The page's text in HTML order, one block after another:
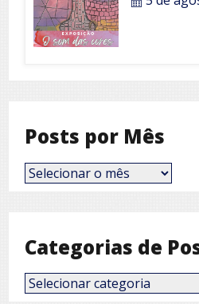
Posts por Mês
Posts
por
Categorias de
Categorias
de